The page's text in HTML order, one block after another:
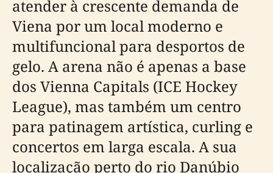
atender à crescente demanda de
Viena por um local moderno e
multifuncional para desportos de
gelo. A arena não é apenas a base
dos Vienna Capitals (ICE Hockey
League), mas também um centro
para patinagem artística, curling e
concertos em larga escala. A sua
localização perto do rio Danúbio